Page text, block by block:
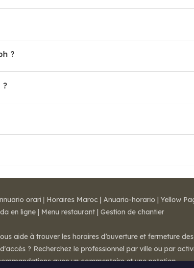
?
?
orari | Horaires Maroc | Anuario-horario | Yellow
en ligne | Menu restaurant | Gestion de chantier
aide à trouver les horaires d’ouverture et fermeture
? Recherchez le professionnel par ville ou par
avec un commentaire et une notation.